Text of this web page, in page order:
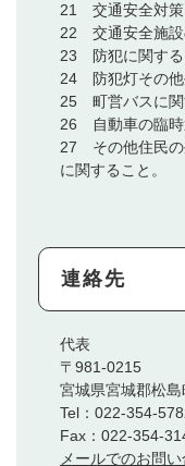
21 交通安全対策
22 交通安全施設
23 防犯に関する
24 防犯灯その他
25 町営バスに関
26 自動車の臨時
27 その他住民の
に関すること。
連絡先
代表
〒981-0215
宮城県宮城郡松
Tel：022-354-
Fax：022-354-
メールでのお問